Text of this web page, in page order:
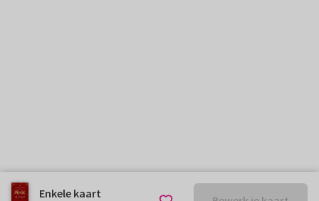
Enkele kaart